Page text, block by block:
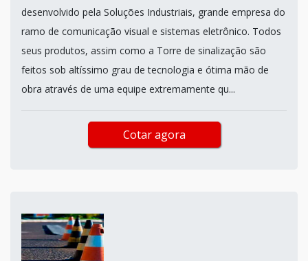
desenvolvido pela Soluções Industriais, grande empresa do
ramo de comunicação visual e sistemas eletrônico. Todos
seus produtos, assim como a Torre de sinalização são
feitos sob altíssimo grau de tecnologia e ótima mão de
obra através de uma equipe extremamente qu...
Cotar agora